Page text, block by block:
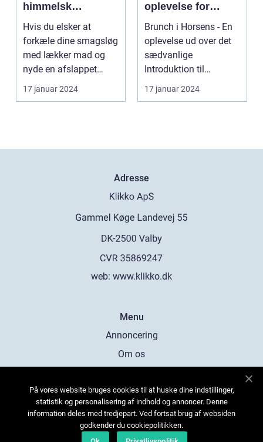
himmelsk
oplevelse i hjertet
af Danmark
Hvis du elsker at
forkæle dine smagsløg
med lækker mad og
nyde en afslappet
atmosfære, så er
brunch ...
17 januar 2024
oplevelse for
eventyrrejsende
og backpackere
Brunch i Horsens - En
oplevelse ud over det
sædvanlige
Introduktion til
brunchkulturen i
17 januar 2024
Adresse
web: www.klikko.dk
Menu
Annoncering
Om os
Kontakt os
Sitemap
På vores website bruges cookies til at huske dine indstillinger,
statistik og personalisering af indhold og annoncer. Denne
information deles med tredjepart. Ved fortsat brug af websiden
godkender du cookiepolitikken.